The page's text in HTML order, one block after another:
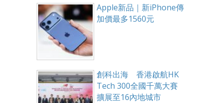
Apple新品｜新iPhone傳
加價最多1560元
創科出海 香港啟航HK
Tech 300全國千萬大賽
擴展至16內地城市